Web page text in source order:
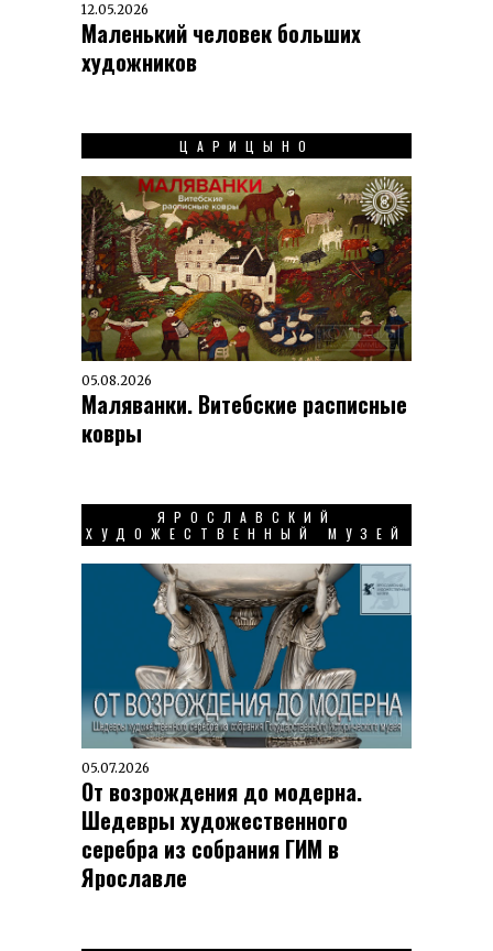
12.05.2026
Маленький человек больших
художников
ЦАРИЦЫНО
05.08.2026
Маляванки. Витебские расписные
ковры
ЯРОСЛАВСКИЙ
ХУДОЖЕСТВЕННЫЙ МУЗЕЙ
05.07.2026
От возрождения до модерна.
Шедевры художественного
серебра из собрания ГИМ в
Ярославле